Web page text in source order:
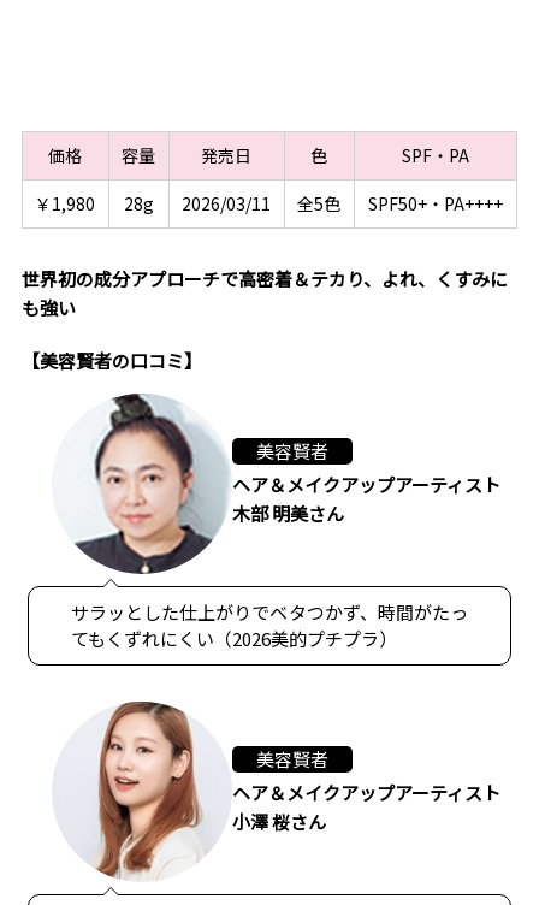
価格 容量 発売日 色
SPF・PA
￥1,980
28g 2026/03/11 全5色 SPF50+・PA++++
世界初の成分アプローチで高密着＆テカり、よれ、くすみに
も強い
【美容賢者の口コミ】
美容賢者
ヘア＆メイクアップアーティスト
木部 明美さん
サラッとした仕上がりでベタつかず、時間がたっ
てもくずれにくい（2026美的プチプラ）
美容賢者
ヘア＆メイクアップアーティスト
小澤 桜さん